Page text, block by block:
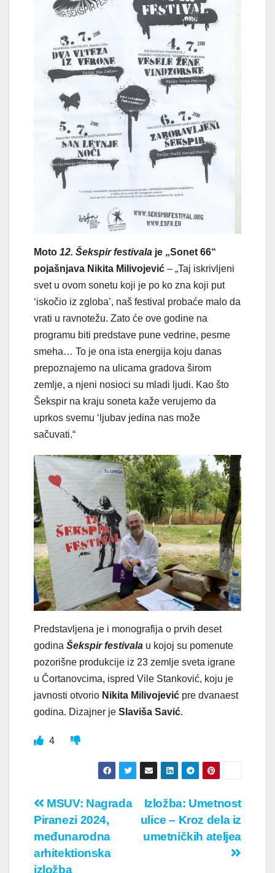
Moto 12. Šekspir festivala je „Sonet 66“
pojašnjava Nikita Milivojević – „Taj iskrivljeni
svet u ovom sonetu koji je po ko zna koji put
‘iskočio iz zgloba’, naš festival probaće malo da
vrati u ravnotežu. Zato će ove godine na
programu biti predstave pune vedrine, pesme
smeha… To je ona ista energija koju danas
prepoznajemo na ulicama gradova širom
zemlje, a njeni nosioci su mladi ljudi. Kao što
Šekspir na kraju soneta kaže verujemo da
uprkos svemu ‘ljubav jedina nas može
sačuvati.“
Predstavljena je i monografija o prvih deset
godina Šekspir festivala u kojoj su pomenute
pozorišne produkcije iz 23 zemlje sveta igrane
u Čortanovcima, ispred Vile Stanković, koju je
javnosti otvorio Nikita Milivojević pre dvanaest
godina. Dizajner je Slaviša Savić.
4
Кретање
чланка
Izložba: Umetnost
ulice – Kroz dela iz
umetničkih ateljea
MSUV: Nagrada
Piranezi 2024,
međunarodna
arhitektionska
izložba